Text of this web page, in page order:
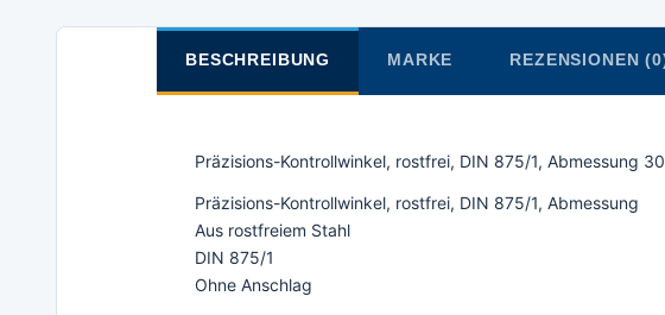
BESCHREIBUNG MARKE REZENSIONEN
Präzisions-Kontrollwinkel, rostfrei, DIN 875/1, Abmessung
Präzisions-Kontrollwinkel, rostfrei, DIN 875/1, Abmessung
Aus rostfreiem Stahl
DIN 875/1
Ohne Anschlag